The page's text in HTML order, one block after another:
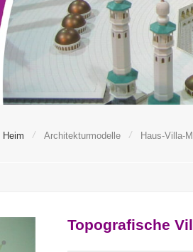
Heim / Architekturmodelle / Haus-Villa-
Topografische